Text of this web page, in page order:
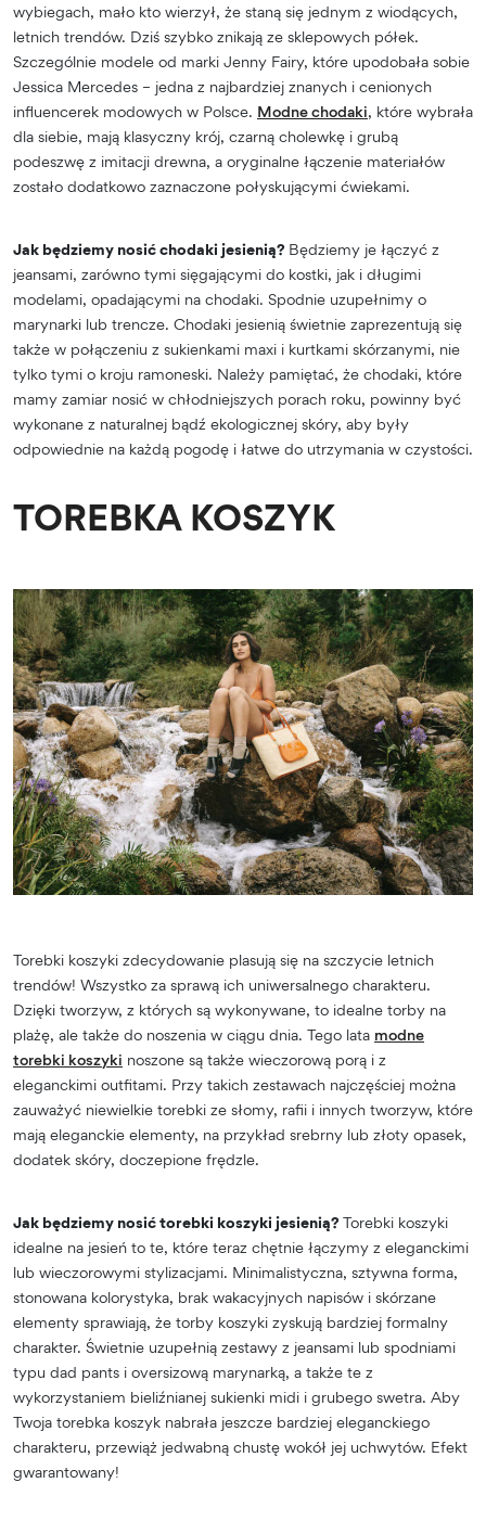
wybiegach, mało kto wierzył, że staną się jednym z wiodących,
letnich trendów. Dziś szybko znikają ze sklepowych półek.
Szczególnie modele od marki Jenny Fairy, które upodobała sobie
Jessica Mercedes – jedna z najbardziej znanych i cenionych
influencerek modowych w Polsce. Modne chodaki, które wybrała
dla siebie, mają klasyczny krój, czarną cholewkę i grubą
podeszwę z imitacji drewna, a oryginalne łączenie materiałów
zostało dodatkowo zaznaczone połyskującymi ćwiekami.
Jak będziemy nosić chodaki jesienią? Będziemy je łączyć z
jeansami, zarówno tymi sięgającymi do kostki, jak i długimi
modelami, opadającymi na chodaki. Spodnie uzupełnimy o
marynarki lub trencze. Chodaki jesienią świetnie zaprezentują się
także w połączeniu z sukienkami maxi i kurtkami skórzanymi, nie
tylko tymi o kroju ramoneski. Należy pamiętać, że chodaki, które
mamy zamiar nosić w chłodniejszych porach roku, powinny być
wykonane z naturalnej bądź ekologicznej skóry, aby były
odpowiednie na każdą pogodę i łatwe do utrzymania w czystości.
TOREBKA KOSZYK
Torebki koszyki zdecydowanie plasują się na szczycie letnich
trendów! Wszystko za sprawą ich uniwersalnego charakteru.
Dzięki tworzyw, z których są wykonywane, to idealne torby na
plażę, ale także do noszenia w ciągu dnia. Tego lata modne
torebki koszyki noszone są także wieczorową porą i z
eleganckimi outfitami. Przy takich zestawach najczęściej można
zauważyć niewielkie torebki ze słomy, rafii i innych tworzyw, które
mają eleganckie elementy, na przykład srebrny lub złoty opasek,
dodatek skóry, doczepione frędzle.
Jak będziemy nosić torebki koszyki jesienią? Torebki koszyki
idealne na jesień to te, które teraz chętnie łączymy z eleganckimi
lub wieczorowymi stylizacjami. Minimalistyczna, sztywna forma,
stonowana kolorystyka, brak wakacyjnych napisów i skórzane
elementy sprawiają, że torby koszyki zyskują bardziej formalny
charakter. Świetnie uzupełnią zestawy z jeansami lub spodniami
typu dad pants i oversizową marynarką, a także te z
wykorzystaniem bieliźnianej sukienki midi i grubego swetra. Aby
Twoja torebka koszyk nabrała jeszcze bardziej eleganckiego
charakteru, przewiąż jedwabną chustę wokół jej uchwytów. Efekt
gwarantowany!